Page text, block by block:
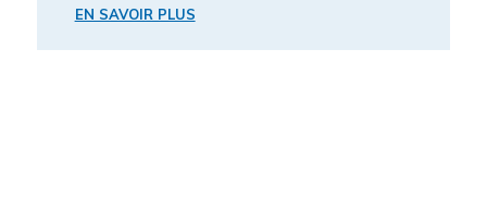
EN SAVOIR PLUS